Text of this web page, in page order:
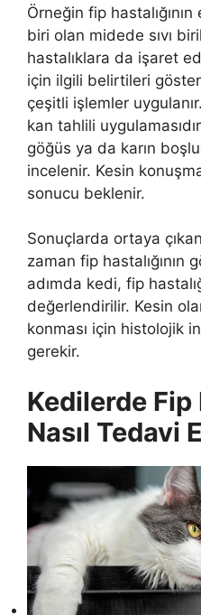
Örneğin fip
biri olan midede sıvı
hastalıklara da işaret
için ilgili belirtileri
çeşitli işlemler
kan tahlili
göğüs ya da karın
incelenir. Kesin
sonucu beklenir.
Sonuçlarda ortaya
zaman fip hastalığının
adımda kedi, fip
değerlendirilir. Kesin
konması için histolojik
gerekir.
Kedilerde Fip
Nasıl Tedavi